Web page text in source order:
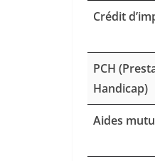
Crédit
PCH
Handicap)
Aides